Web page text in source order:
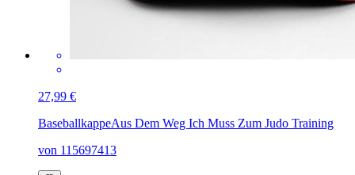
27,99 €
BaseballkappeAus Dem Weg Ich Muss Zum Judo Training
von 115697413